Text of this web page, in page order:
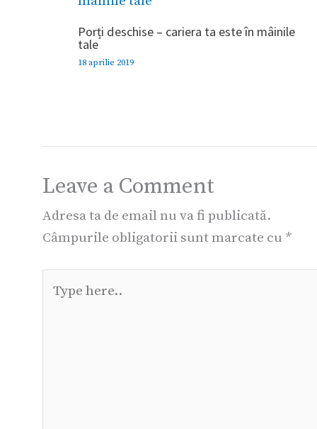
Porți deschise – cariera ta este în mâinile
tale
18 aprilie 2019
Leave a Comment
Adresa ta de email nu va fi publicată.
Câmpurile obligatorii sunt marcate cu *
here..